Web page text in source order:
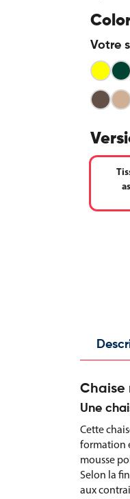
Votre
Chaise
Une
Cette
formation
mousse
Selon la
aux